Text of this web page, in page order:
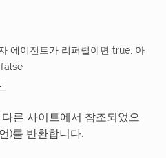
에이전트가 리퍼럴이면 true, 아
른 사이트에서 참조되었으
)를 반환합니다.